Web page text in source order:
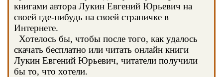
книгами автора Лукин Евгений Юрьевич на
своей где-нибудь на своей страничке в
Интернете.
Хотелось бы, чтобы после того, как удалось
скачать бесплатно или читать онлайн книги
Лукин Евгений Юрьевич, читатели получили
бы то, что хотели.